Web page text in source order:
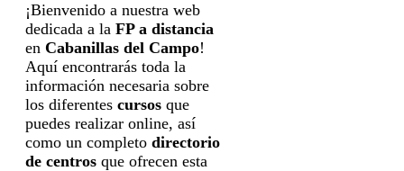
¡Bienvenido a nuestra web
dedicada a la FP a distancia
en Cabanillas del Campo!
Aquí encontrarás toda la
información necesaria sobre
los diferentes cursos que
puedes realizar online, así
como un completo directorio
de centros que ofrecen esta